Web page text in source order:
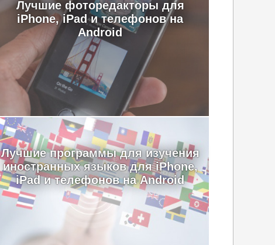
Лучшие фоторедакторы для
iPhone, iPad и телефонов на
Android
Лучшие программы для изучения
иностранных языков для iPhone,
iPad и телефонов на Android